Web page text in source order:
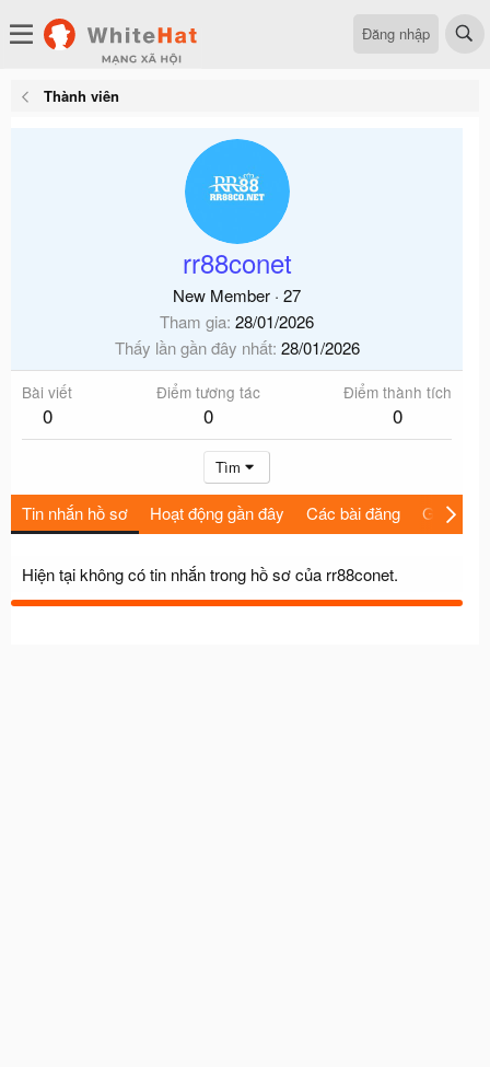
Đăng nhập
Thành viên
rr88conet
New Member · 27
Tham gia 28/01/2026
Thấy lần gần đây nhất 28/01/2026
Bài viết
0
Điểm tương tác
0
Điểm thành tích
0
Tìm
Tin nhắn hồ sơ Hoạt động gần đây Các bài đăng Giới thiệu
Hiện tại không có tin nhắn trong hồ sơ của rr88conet.